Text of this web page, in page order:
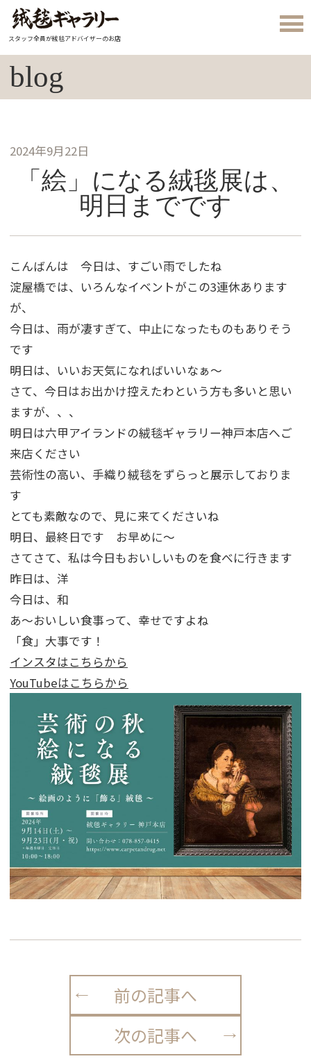
スタッフ全員が絨毯アドバイザーのお店
blog
2024年9月22日
「絵」になる絨毯展は、
明日までです
こんばんは 今日は、すごい雨でしたね
淀屋橋では、いろんなイベントがこの3連休あります
が、
今日は、雨が凄すぎて、中止になったものもありそう
です
明日は、いいお天気になればいいなぁ～
さて、今日はお出かけ控えたわという方も多いと思い
ますが、、、
明日は六甲アイランドの絨毯ギャラリー神戸本店へご
来店ください
芸術性の高い、手織り絨毯をずらっと展示しておりま
す
とても素敵なので、見に来てくださいね
明日、最終日です お早めに～
さてさて、私は今日もおいしいものを食べに行きます
昨日は、洋
今日は、和
あ～おいしい食事って、幸せですよね
「食」大事です！
インスタはこちらから
YouTubeはこちらから
前の記事へ
次の記事へ